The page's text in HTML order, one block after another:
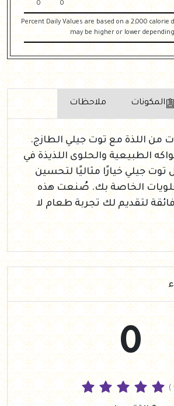
0
0
"Percent Daily Values are based on a 2,000 calorie
may be higher or lower
المكونات ملاحظات
من اللذة مع توت جيلي الطازج.
الطبيعية والحلوى اللذيذة في
جيلي خيارًا مثاليًا لتحسين
الخاصة بك. صُنعت هذه
لتقديم لك تجربة طعام لا
0
(